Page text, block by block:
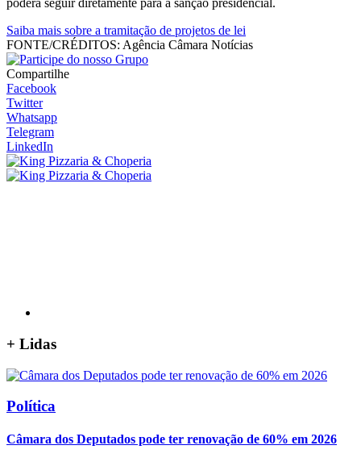
poderá seguir diretamente para a sanção presidencial.
Saiba mais sobre a tramitação de projetos de lei
FONTE/CRÉDITOS: Agência Câmara Notícias
Compartilhe
Facebook
Twitter
Whatsapp
Telegram
LinkedIn
+ Lidas
Política
Câmara dos Deputados pode ter renovação de 60% em 2026